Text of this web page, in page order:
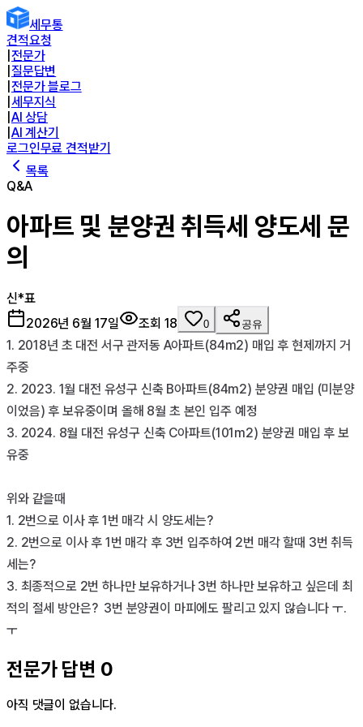
세무통
견적요청
전문가
질문답변
전문가 블로그
세무지식
AI 상담
AI 계산기
로그인무료 견적받기
목록
Q&A
아파트 및 분양권 취득세 양도세 문
의
신*표
2026년 6월 17일
조회 18 0 공유
1. 2018년 초 대전 서구 관저동 A아파트(84m2) 매입 후 현제까지 거
주중
2. 2023. 1월 대전 유성구 신축 B아파트(84m2) 분양권 매입 (미분양
이었음) 후 보유중이며 올해 8월 초 본인 입주 예정
3. 2024. 8월 대전 유성구 신축 C아파트(101m2) 분양권 매입 후 보
유중
위와 같을때
1. 2번으로 이사 후 1번 매각 시 양도세는?
2. 2번으로 이사 후 1번 매각 후 3번 입주하여 2번 매각 할때 3번 취득
세는?
3. 최종적으로 2번 하나만 보유하거나 3번 하나만 보유하고 싶은데 최
적의 절세 방안은?  3번 분양권이 마피에도 팔리고 있지 않습니다 ㅜ.
ㅜ
전문가 답변 0
아직 댓글이 없습니다.